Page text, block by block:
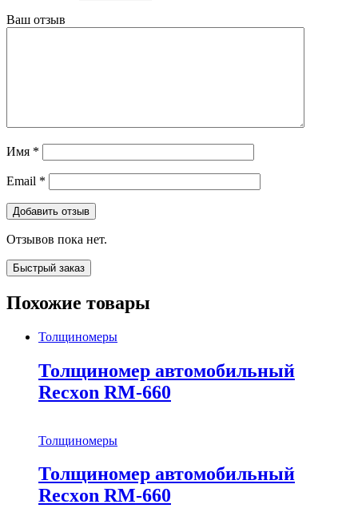
Ваш отзыв
Имя *
Email *
Отзывов пока нет.
Быстрый заказ
Похожие товары
Толщиномеры
Толщиномер автомобильный
Recxon RM-660
Толщиномеры
Толщиномер автомобильный
Recxon RM-660